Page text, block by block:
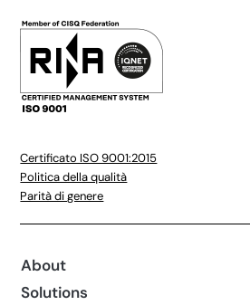
Certificato ISO 9001:2015
Politica della qualità
Parità di genere
About
Solutions